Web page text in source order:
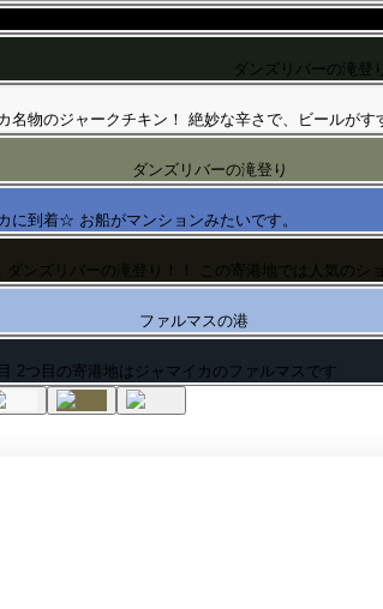
ダンズリバーの滝登り
名物のジャークチキン！ 絶妙な辛さで、ビールがす
ダンズリバーの滝登り
に到着☆ お船がマンションみたいです。
ダンズリバーの滝登り！！ この寄港地では人気のシ
ファルマスの港
2つ目の寄港地はジャマイカのファルマスです